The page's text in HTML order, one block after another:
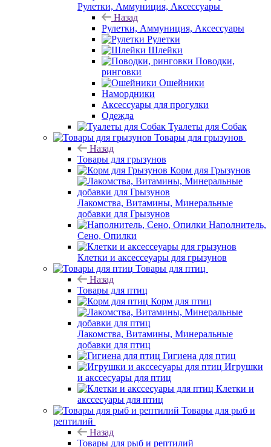
Рулетки, Аммуниция, Аксессуары
Назад
Рулетки, Аммуниция, Аксессуары
Рулетки
Шлейки
Поводки,
ринговки
Ошейники
Намордники
Аксессуары для прогулки
Одежда
Туалеты для Собак
Товары для грызунов
Назад
Товары для грызунов
Корм для Грызунов
Лакомства, Витамины, Минеральные
добавки для Грызунов
Наполнитель,
Сено, Опилки
Клетки и аксессеуары для грызунов
Товары для птиц
Назад
Товары для птиц
Корм для птиц
Лакомства, Витамины, Минеральные
добавки для птиц
Гигиена для птиц
Игрушки
и акссесуары для птиц
Клетки и
акссесуары для птиц
Товары для рыб и
рептилий
Назад
Товары для рыб и рептилий